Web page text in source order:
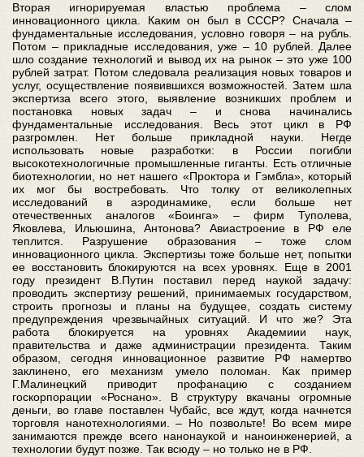
Вторая игнорируемая властью проблема – слом
инновационного цикла. Каким он был в СССР? Сначала –
фундаментальные исследования, условно говоря – на рубль.
Потом – прикладные исследования, уже – 10 рублей. Далее
шло создание технологий и вывод их на рынок – это уже 100
рублей затрат. Потом следовала реализация новых товаров и
услуг, осуществление появившихся возможностей. Затем шла
экспертиза всего этого, выявление возникших проблем и
постановка новых задач – и снова начинались
фундаментальные исследования. Весь этот цикл в РФ
разгромлен. Нет больше прикладной науки. Негде
использовать новые разработки: в России погибли
высокотехнологичные промышленные гиганты. Есть отличные
биотехнологии, но нет нашего «Проктора и Гэмбла», который
их мог бы востребовать. Что толку от великолепных
исследований в аэродинамике, если больше нет
отечественных аналогов «Боинга» – фирм Туполева,
Яковлева, Ильюшина, Антонова? Авиастроение в РФ еле
теплится. Разрушение образования – тоже слом
инновационного цикла. Экспертизы тоже больше нет, попытки
ее восстановить блокируются на всех уровнях. Еще в 2001
году президент В.Путин поставил перед наукой задачу:
проводить экспертизу решений, принимаемых государством,
строить прогнозы и планы на будущее, создать систему
предупреждения чрезвычайных ситуаций. И что же? Эта
работа блокируется на уровнях Академиии наук,
правительства и даже администрации президента. Таким
образом, сегодня инновационное развитие РФ намертво
заклинено, его механизм умело поломан. Как пример
Г.Малинецкий приводит профанацию с созданием
госкорпорации «Роснано». В структуру вкачаны огромные
деньги, во главе поставлен Чубайс, все ждут, когда начнется
торговля нанотехнологиями. – Но позвольте! Во всем мире
занимаются прежде всего нанонаукой и наноинженерией, а
технологии будут позже. Так всюду – но только не в РФ.